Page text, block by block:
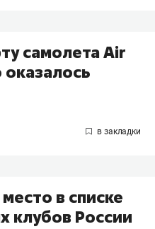
самолета Air
оказалось
в списке
клубов России